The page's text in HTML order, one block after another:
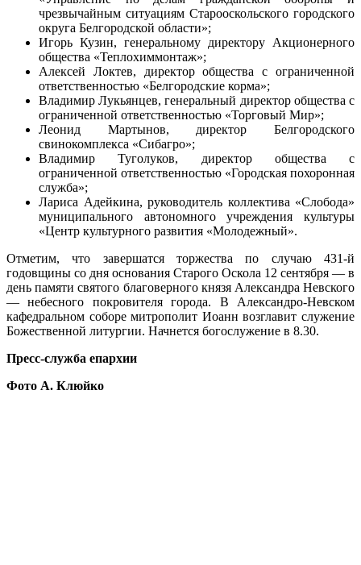
чрезвычайным ситуациям Старооскольского городского
округа Белгородской области»;
Игорь Кузин, генеральному директору Акционерного
общества «Теплохиммонтаж»;
Алексей Локтев, директор общества с ограниченной
ответственностью «Белгородские корма»;
Владимир Лукьянцев, генеральный директор общества с
ограниченной ответственностью «Торговый Мир»;
Леонид Мартынов, директор Белгородского
свинокомплекса «Сибагро»;
Владимир Туголуков, директор общества с
ограниченной ответственностью «Городская похоронная
служба»;
Лариса Адейкина, руководитель коллектива «Слобода»
муниципального автономного учреждения культуры
«Центр культурного развития «Молодежный».
Отметим, что завершатся торжества по случаю 431-й
годовщины со дня основания Старого Оскола 12 сентября — в
день памяти святого благоверного князя Александра Невского
— небесного покровителя города. В Александро-Невском
кафедральном соборе митрополит Иоанн возглавит служение
Божественной литургии. Начнется богослужение в 8.30.
Пресс-служба епархии
Фото А. Клюйко